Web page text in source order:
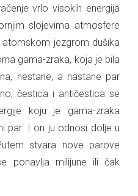
vrlo visokih energija
slojevima atmosfere
jezgrom dušika
gama-zraka, koja je bila
nestane, a nastane par
čestica i antičestica se
koju je gama-zraka
par. I on ju odnosi dolje u
stvara nove parove
ponavlja milijune ili čak